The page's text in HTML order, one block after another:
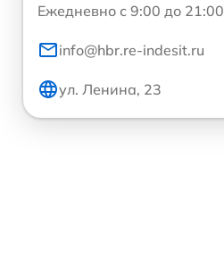
Ежедневно с 9:00 до 21:00
info@hbr.re-indesit.ru
ул. Ленина, 23